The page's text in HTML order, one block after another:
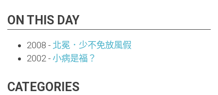
ON THIS DAY
2008 - 北冕．少不免放風假
2002 -小病是福？
CATEGORIES